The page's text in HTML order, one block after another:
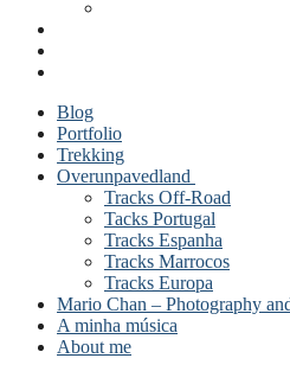
Blog
Portfolio
Trekking
Overunpavedland
Tracks Off-Road
Tacks Portugal
Tracks Espanha
Tracks Marrocos
Tracks Europa
Mario Chan – Photography
A minha música
About me